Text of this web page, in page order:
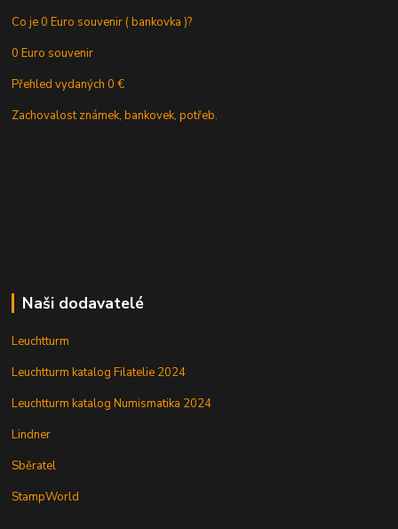
Co je 0 Euro souvenir ( bankovka )?
0 Euro souvenir
Přehled vydaných 0 €
Zachovalost známek, bankovek, potřeb.
Naši dodavatelé
Leuchtturm
Leuchtturm katalog Filatelie 2024
Leuchtturm katalog Numismatika 2024
Lindner
Sběratel
StampWorld